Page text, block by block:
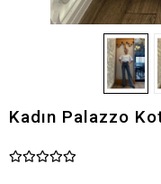
Kadın Palazzo